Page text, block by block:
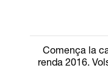
Comença la
renda 2016.